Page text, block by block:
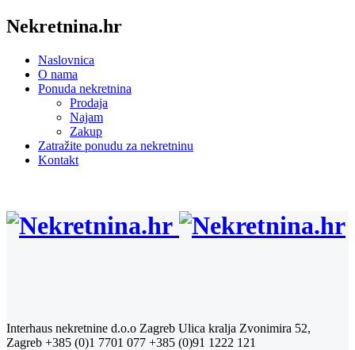
Nekretnina.hr
Naslovnica
O nama
Ponuda nekretnina
Prodaja
Najam
Zakup
Zatražite ponudu za nekretninu
Kontakt
Interhaus nekretnine d.o.o Zagreb Ulica kralja Zvonimira 52,
Zagreb +385 (0)1 7701 077 +385 (0)91 1222 121